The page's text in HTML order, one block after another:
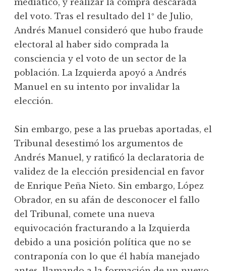
del voto. Tras el resultado del 1º de Julio,
Andrés Manuel consideró que hubo fraude
electoral al haber sido comprada la
consciencia y el voto de un sector de la
población. La Izquierda apoyó a Andrés
Manuel en su intento por invalidar la
elección.
Sin embargo, pese a las pruebas aportadas, el
Tribunal desestimó los argumentos de
Andrés Manuel, y ratificó la declaratoria de
validez de la elección presidencial en favor
de Enrique Peña Nieto. Sin embargo, López
Obrador, en su afán de desconocer el fallo
del Tribunal, comete una nueva
equivocación fracturando a la Izquierda
debido a una posición política que no se
contraponía con lo que él había manejado